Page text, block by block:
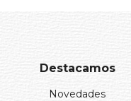
Destacamos
Novedades